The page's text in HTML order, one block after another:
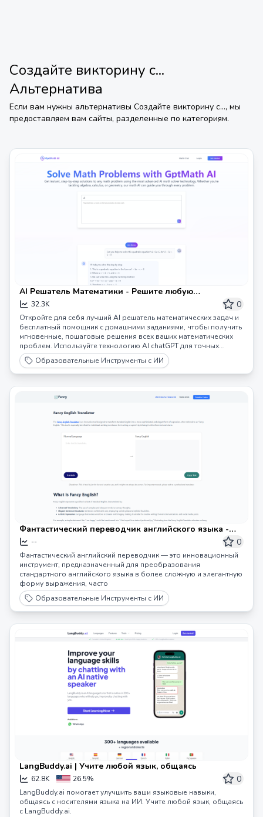
Создайте викторину с...
Альтернатива
Если вам нужны альтернативы Создайте викторину с..., мы
предоставляем вам сайты, разделенные по категориям.
AI Решатель Математики - Решите любую
математическую задачу мгновенно с помощью
GptMath AI
32.3K 0
Откройте для себя лучший AI решатель математических задач и
бесплатный помощник с домашними заданиями, чтобы получить
мгновенные, пошаговые решения всех ваших математических
проблем. Используйте технологию AI chatGPT для точных
ответов, от алгебры доCalculus.
Образовательные Инструменты с ИИ
Фантастический переводчик английского языка -
Фантастический переводчик английского языка
-- 0
Фантастический английский переводчик — это инновационный
инструмент, предназначенный для преобразования
стандартного английского языка в более сложную и элегантную
форму выражения, часто
Образовательные Инструменты с ИИ
LangBuddy.ai | Учите любой язык, общаясь
62.8K 26.5% 0
LangBuddy.ai помогает улучшить ваши языковые навыки,
общаясь с носителями языка на ИИ. Учите любой язык, общаясь
с LangBuddy.ai.